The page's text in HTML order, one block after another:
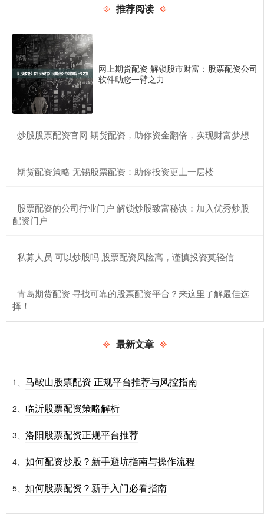
推荐阅读
网上期货配资 解锁股市财富：股票配资公司
软件助您一臂之力
​炒股股票配资官网 期货配资，助你资金翻倍，实现财富梦想
​期货配资策略 无锡股票配资：助你投资更上一层楼
​股票配资的公司行业门户 解锁炒股致富秘诀：加入优秀炒股
配资门户
​私募人员 可以炒股吗 股票配资风险高，谨慎投资莫轻信
​青岛期货配资 寻找可靠的股票配资平台？来这里了解最佳选
择！
最新文章
1、 马鞍山股票配资 正规平台推荐与风控指南
2、 临沂股票配资策略解析
3、 洛阳股票配资正规平台推荐
4、 如何配资炒股？新手避坑指南与操作流程
5、 如何股票配资？新手入门必看指南